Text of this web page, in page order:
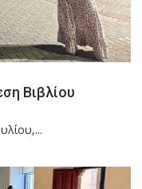
Βιβλίου